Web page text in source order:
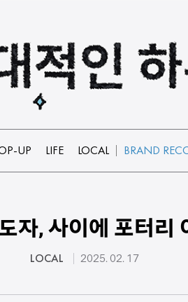
UP LIFE LOCAL BRAND
자, 사이에 포터리
LOCAL 2025. 02. 17